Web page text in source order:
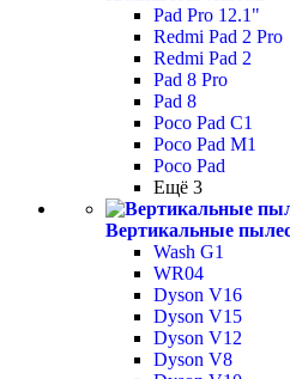
Pad Pro 12.1"
Redmi Pad 2 Pro
Redmi Pad 2
Pad 8 Pro
Pad 8
Poco Pad С1
Poco Pad M1
Poco Pad
Ещё 3
Вертикальные
Wash G1
WR04
Dyson V16
Dyson V15
Dyson V12
Dyson V8